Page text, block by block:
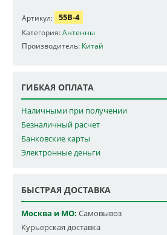
Артикул: 55B-4
Категория:Антенны
Производитель: Китай
ГИБКАЯ ОПЛАТА
Наличными при получении
Безналичный расчет
Банковские карты
Электронные деньги
БЫСТРАЯ ДОСТАВКА
Москва и МО: Самовывоз
Курьерская доставка